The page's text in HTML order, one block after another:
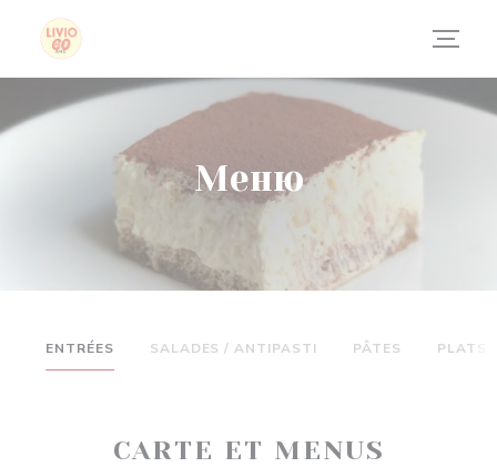
Панель управления cookies
Меню
ENTRÉES SALADES / ANTIPASTI PÂTES PLATS
CARTE ET MENUS